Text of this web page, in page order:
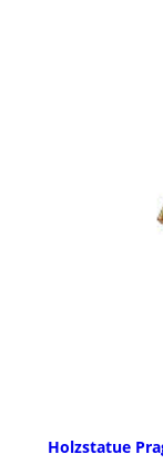
Holzstatue